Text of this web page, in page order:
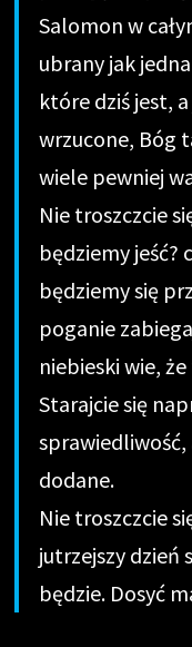
Salomon w
ubrany jak
które dziś jest,
wrzucone, Bóg
wiele pewniej
Nie troszczcie
będziemy jeść?
będziemy się
poganie
niebieski wie,
Starajcie się
dodane.
Nie troszczcie
jutrzejszy dzień
będzie. Dosyć